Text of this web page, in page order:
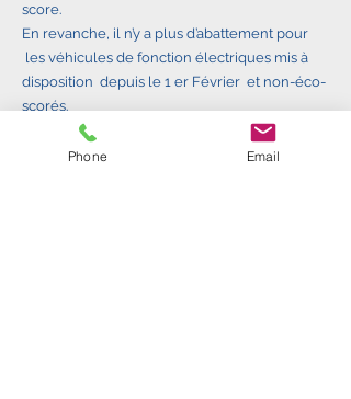
score.
En revanche, il n’y a plus d’abattement pour
les véhicules de fonction électriques mis à
disposition depuis le 1 er Février et non-éco-
scorés.
Pour ce qui est des bornes de recharge
installées au domicile des collaborateurs,
Phone Email